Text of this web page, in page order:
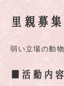
里親募
弱い立場の動
■活動内容